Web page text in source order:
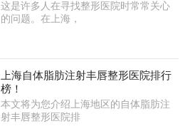
这是许多人在寻找整形医院时常常关心
的问题。在上海，
上海自体脂肪注射丰唇整形医院排行
榜！
本文将为您介绍上海地区的自体脂肪注
射丰唇整形医院排